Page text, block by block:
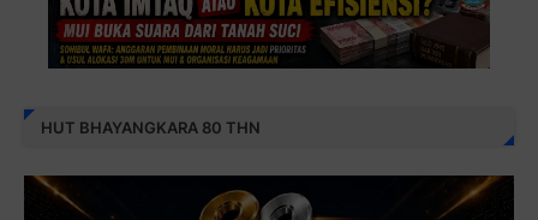
HUT BHAYANGKARA 80 THN